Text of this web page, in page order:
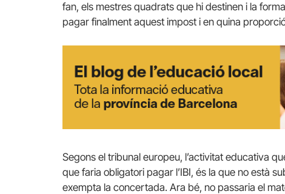
fan, els mestres quadrats que hi destinen i la
pagar finalment aquest impost i en quina
Segons el tribunal europeu, l’activitat educativa
que faria obligatori pagar l’IBI, és la que no està
exempta la concertada. Ara bé, no passaria el